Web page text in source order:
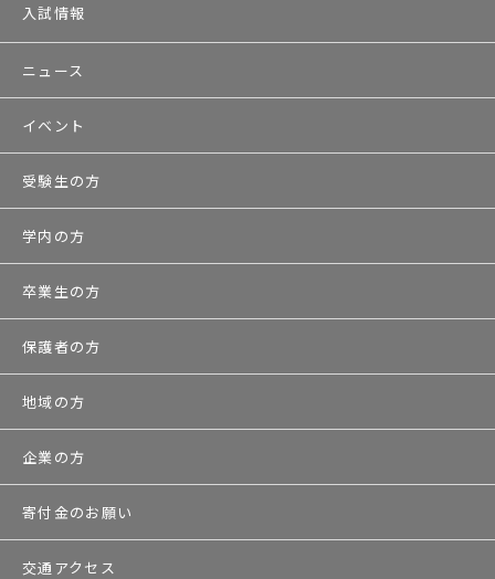
入試情報
ニュース
イベント
受験生の方
学内の方
卒業生の方
保護者の方
地域の方
企業の方
寄付金のお願い
交通アクセス